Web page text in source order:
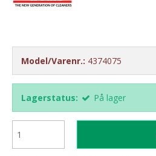
Model/Varenr.: 4374075
Lagerstatus: På lager